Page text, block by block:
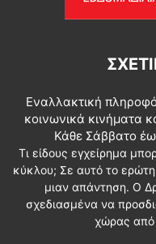
Εναλλακτική
κοινωνικά κινήματα
Κάθε Σάββατο
Τι είδους εγχείρημα
κύκλου; Σε αυτό το
μιαν απάντηση. Ο
σχεδιασμένα να
χώρας από